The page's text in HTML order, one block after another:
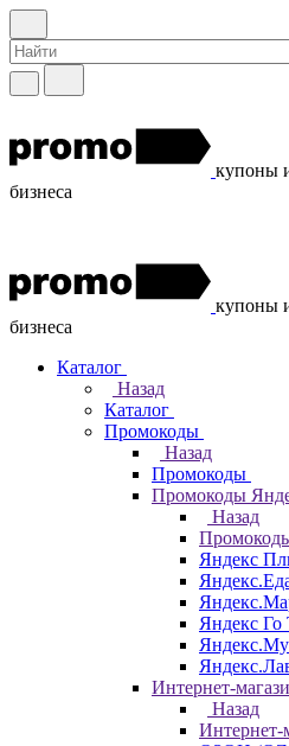
купоны
бизнеса
купоны
бизнеса
Каталог
Назад
Каталог
Промокоды
Назад
Промокоды
Промокоды
Назад
Яндекс
Яндекс Го
Интернет-
Назад
Интернет-